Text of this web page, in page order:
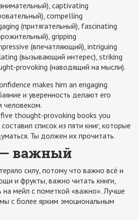
captivating
compelling
(притягательный), fascinating
gripping
(впечатляющий), intriguing
(вызывающий интерес), striking
provoking (наводящий на мысли).
makes him an engaging
и уверенность делают его
человеком.
thought-provoking books you
список из пяти книг, которые
Ты должен их прочитать.
важный
силу, потому что важно всё и
и фрукты, важно читать книги,
на мейл с пометкой «важно». Лучше
с более ярким эмоциональным